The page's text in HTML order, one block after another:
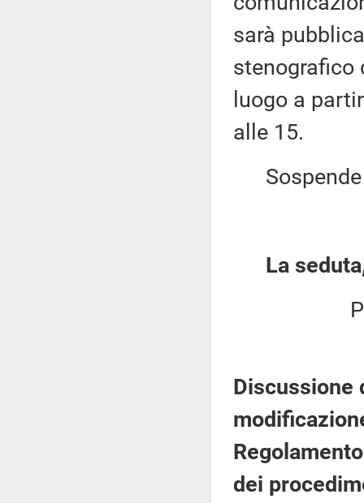
sarà
stenografico
luogo a
alle 15.
Sospende
La
Discussione
dei